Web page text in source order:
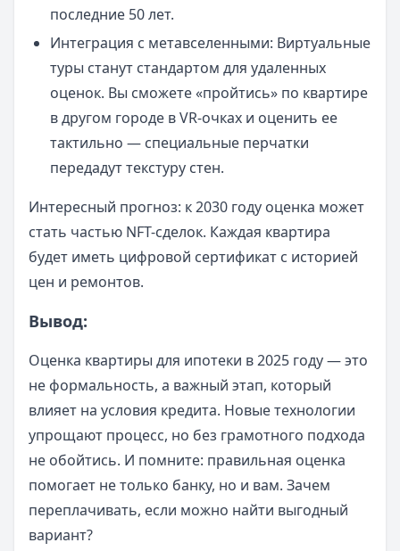
последние 50 лет.
Интеграция с метавселенными: Виртуальные
туры станут стандартом для удаленных
оценок. Вы сможете «пройтись» по квартире
в другом городе в VR-очках и оценить ее
тактильно — специальные перчатки
передадут текстуру стен.
Интересный прогноз: к 2030 году оценка может
стать частью NFT-сделок. Каждая квартира
будет иметь цифровой сертификат с историей
цен и ремонтов.
Вывод:
Оценка квартиры для ипотеки в 2025 году — это
не формальность, а важный этап, который
влияет на условия кредита. Новые технологии
упрощают процесс, но без грамотного подхода
не обойтись. И помните: правильная оценка
помогает не только банку, но и вам. Зачем
переплачивать, если можно найти выгодный
вариант?